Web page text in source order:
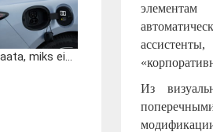
miks ei...
элементам
Из